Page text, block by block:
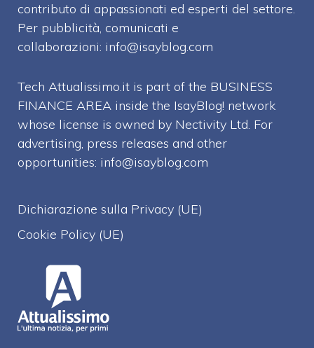
contributo di appassionati ed esperti del settore.
Per pubblicità, comunicati e
collaborazioni: info@isayblog.com
Tech Attualissimo.it is part of the BUSINESS
FINANCE AREA inside the IsayBlog! network
whose license is owned by Nectivity Ltd. For
advertising, press releases and other
opportunities: info@isayblog.com
Dichiarazione sulla Privacy (UE)
Cookie Policy (UE)